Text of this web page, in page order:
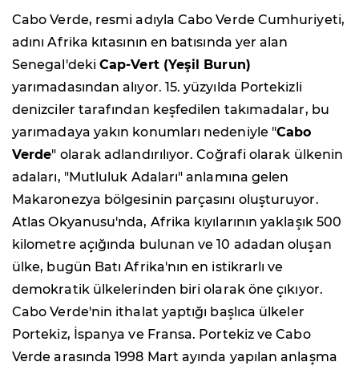
Cabo Verde, resmi adıyla Cabo Verde Cumhuriyeti,
adını Afrika kıtasının en batısında yer alan
Senegal'dekiCap-Vert (Yeşil Burun)
yarımadasından alıyor. 15. yüzyılda Portekizli
denizciler tarafından keşfedilen takımadalar, bu
yarımadaya yakın konumları nedeniyle "Cabo
Verde" olarak adlandırılıyor. Coğrafi olarak ülkenin
adaları, "Mutluluk Adaları" anlamına gelen
Makaronezya bölgesinin parçasını oluşturuyor.
Atlas Okyanusu'nda, Afrika kıyılarının yaklaşık 500
kilometre açığında bulunan ve 10 adadan oluşan
ülke, bugün Batı Afrika'nın en istikrarlı ve
demokratik ülkelerinden biri olarak öne çıkıyor.
Cabo Verde'nin ithalat yaptığı başlıca ülkeler
Portekiz, İspanya ve Fransa. Portekiz ve Cabo
Verde arasında 1998 Mart ayında yapılan anlaşma